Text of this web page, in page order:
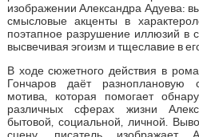
изображении Александра Адуева:
смысловые акценты в
поэтапное разрушение иллюзий в
высвечивая эгоизм и тщеславие в
В ходе сюжетного действия в
Гончаров даёт разноплановую
мотива, которая помогает
различных сферах жизни
бытовой, социальной, личной.
сцену, писатель изображает